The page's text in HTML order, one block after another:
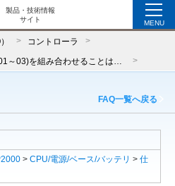
製品・技術情報
サイト
MENU
コントローラ
FAQ一覧へ戻る
> CPU/電源/ベース/バッテリ > 仕